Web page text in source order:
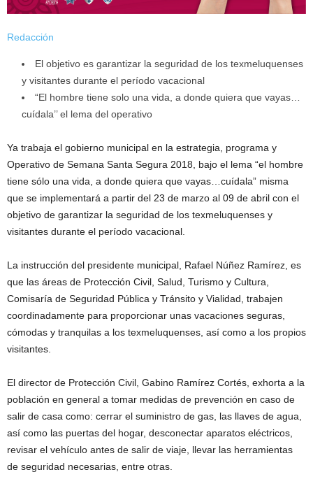
Redacción
El objetivo es garantizar la seguridad de los texmeluquenses
y visitantes durante el período vacacional
“El hombre tiene solo una vida, a donde quiera que vayas…
cuídala’’ el lema del operativo
Ya trabaja el gobierno municipal en la estrategia, programa y
Operativo de Semana Santa Segura 2018, bajo el lema “el hombre
tiene sólo una vida, a donde quiera que vayas…cuídala” misma
que se implementará a partir del 23 de marzo al 09 de abril con el
objetivo de garantizar la seguridad de los texmeluquenses y
visitantes durante el período vacacional.
La instrucción del presidente municipal, Rafael Núñez Ramírez, es
que las áreas de Protección Civil, Salud, Turismo y Cultura,
Comisaría de Seguridad Pública y Tránsito y Vialidad, trabajen
coordinadamente para proporcionar unas vacaciones seguras,
cómodas y tranquilas a los texmeluquenses, así como a los propios
visitantes.
El director de Protección Civil, Gabino Ramírez Cortés, exhorta a la
población en general a tomar medidas de prevención en caso de
salir de casa como: cerrar el suministro de gas, las llaves de agua,
así como las puertas del hogar, desconectar aparatos eléctricos,
revisar el vehículo antes de salir de viaje, llevar las herramientas
de seguridad necesarias, entre otras.